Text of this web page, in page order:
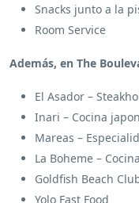
Snacks junto a la
Room Service
Además, en The
El Asador –
Inari – Cocina
Mareas –
La Boheme –
Goldfish Beach
Yolo Fast Food